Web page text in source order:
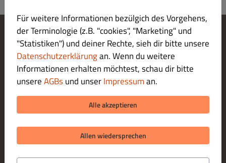
Cookie-Einstellungen ändern
Kontaktiere uns
Datenschutzerklärung
Allgemeine Geschäftsbedingungen
Impressum
LIEFERUNG ZAHLUNGSARTEN
ZAHLUNGSARTEN BEI ABHOLUNG
Für weitere Informationen bezülgich des Vorgehens,
der Terminologie (z.B. "cookies", "Marketing" und
"Statistiken") und deiner Rechte, sieh dir bitte unsere
Datenschutzerklärungan. Wenn du weitere
Informationen erhalten möchtest, schau dir bitte
unsereAGBsund unserImpressuman.
Alle akzeptieren
Allen wiedersprechen